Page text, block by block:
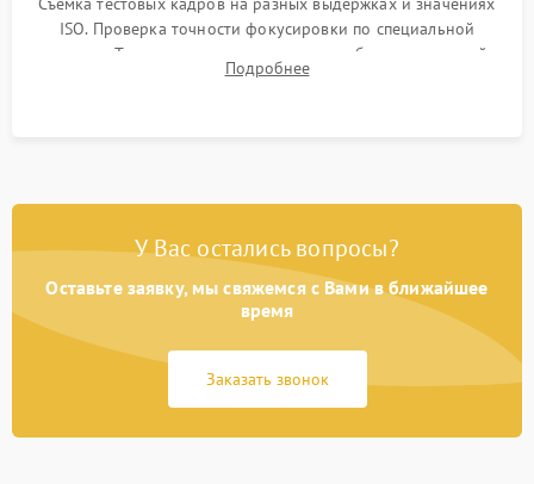
ISO. Проверка точности фокусировки по специальной
мишени. Тест записи на карту памяти, работы встроенной
вспышки, микрофона и всех кнопок управления.
Подробнее
У Вас остались вопросы?
Оставьте заявку, мы свяжемся с Вами в ближайшее
время
Заказать звонок